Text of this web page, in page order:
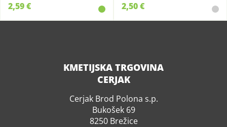
2,59 € 2,50 €
KMETIJSKA TRGOVINA
CERJAK
Cerjak Brod Polona s.p.
Bukošek 69
8250 Brežice